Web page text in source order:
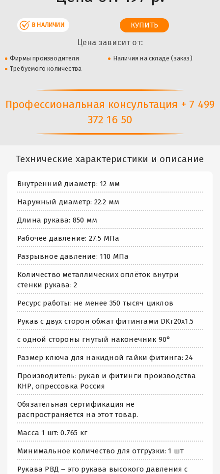
В НАЛИЧИИ
Цена зависит от:
Фирмы производителя
Наличия на складе (заказ)
Требуемого количества
Профессиональная консультация + 7 499
372 16 50
Технические характеристики и описание
Внутренний диаметр: 12 мм
Наружный диаметр: 22.2 мм
Длина рукава: 850 мм
Рабочее давление: 27.5 МПа
Разрывное давление: 110 МПа
Количество металлических оплёток внутри
стенки рукава: 2
Ресурс работы: не менее 350 тысяч циклов
Рукав с двух сторон обжат фитингами DKг20х1.5
с одной стороны гнутый наконечник 90°
Размер ключа для накидной гайки фитинга: 24
Производитель: рукав и фитинги производства
КНР, опрессовка Россия
Обязательная сертификация не
распространяется на этот товар.
Масса 1 шт: 0.765 кг
Минимальное количество для отгрузки: 1 шт
Рукава РВД – это рукава высокого давления с